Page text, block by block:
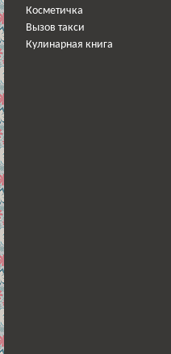
Косметичка
Вызов такси
Кулинарная книга